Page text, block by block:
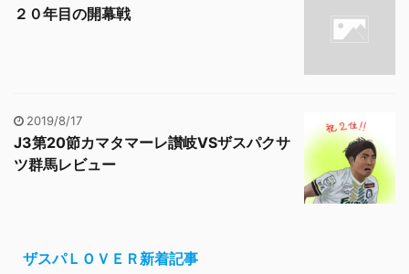
２０年目の開幕戦
2019/8/17
J3第20節カマタマーレ讃岐VSザスパクサ
ツ群馬レビュー
ザスパＬＯＶＥＲ新着記事